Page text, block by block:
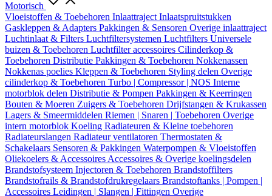
Motorisch
Vloeistoffen & Toebehoren Inlaattraject Inlaatspruitstukken
Gaskleppen & Adapters Pakkingen & Sensoren Overige inlaattraject
Luchtinlaat & Filters Luchtfiltersystemen Luchtfilters Universele
buizen & Toebehoren Luchtfilter accessoires Cilinderkop &
Toebehoren Distributie Pakkingen & Toebehoren Nokkenassen
Nokkenas poelies Kleppen & Toebehoren Styling delen Overige
cilinderkop & Toebehoren Turbo | Compressor | NOS Interne
motorblok delen Distributie & Pompen Pakkingen & Keerringen
Bouten & Moeren Zuigers & Toebehoren Drijfstangen & Krukassen
Lagers & Smeermiddelen Riemen | Snaren | Toebehoren Overige
intern motorblok Koeling Radiateuren & Kleine toebehoren
Radiateurslangen Radiateur ventilatoren Thermostaten &
Schakelaars Sensoren & Pakkingen Waterpompen & Vloeistoffen
Oliekoelers & Accessoires Accessoires & Overige koelingsdelen
Brandstofsysteem Injectoren & Toebehoren Brandstoffilters
Brandstofrails & Brandstofdrukregelaars Brandstoftanks | Pompen |
Accessoires Leidingen | Slangen | Fittingen Overige